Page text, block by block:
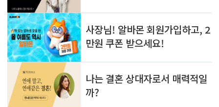
데, 아한타이에서 직접 만드신다고 하셔서 믿
음이 갔다. 고기가 제법 많이 들어가 있는 똠
얌 쌀국수, 국물이..
ABOUT
ME
알
아
두
면
쓸
모
ADMIN
admin
글
쓰
기